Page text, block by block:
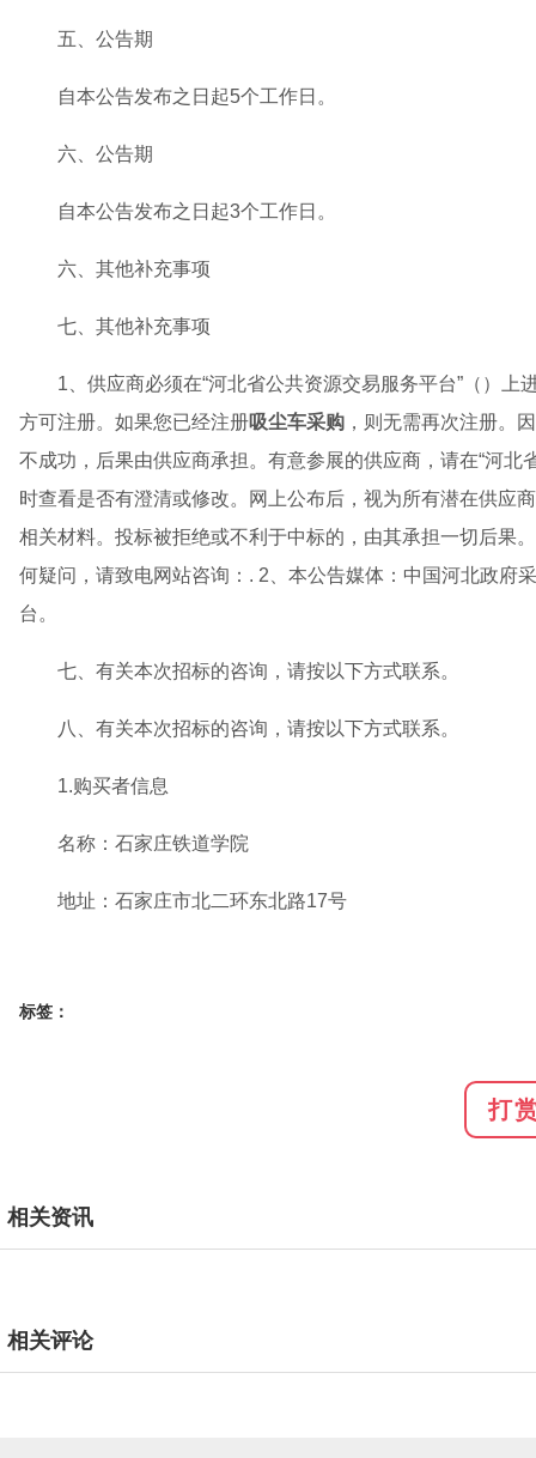
五、公告期
自本公告发布之日起5个工作日。
六、公告期
自本公告发布之日起3个工作日。
六、其他补充事项
七、其他补充事项
1、供应商必须在“河北省公共资源交易服务平台”（）
方可注册。如果您已经注册吸尘车采购 ，则无需再次注册。
不成功，后果由供应商承担。有意参展的供应商，请在“河
时查看是否有澄清或修改。网上公布后，视为所有潜在供应
相关材料。投标被拒绝或不利于中标的，由其承担一切后果
何疑问，请致电网站咨询：. 2、本公告媒体：中国河北政府
台。
七、有关本次招标的咨询，请按以下方式联系。
八、有关本次招标的咨询，请按以下方式联系。
1.购买者信息
名称：石家庄铁道学院
地址：石家庄市北二环东北路17号
标签：
打
相关资讯
相关评论